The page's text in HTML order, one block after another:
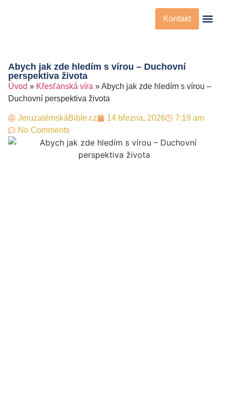
Kontakt
Abych jak zde hledím s vírou – Duchovní
perspektiva života
Úvod » Křesťanská víra »Abych jak zde hledím s vírou –
Duchovní perspektiva života
JeruzalémskáBible.cz 14 března, 2026
7:19 am
No Comments